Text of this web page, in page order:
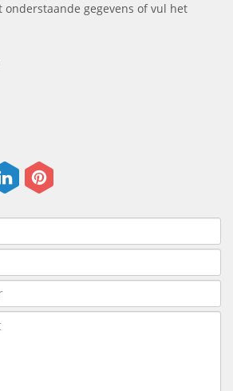
onderstaande gegevens of vul het